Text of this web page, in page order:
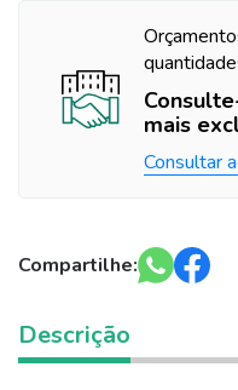
mais
Consultar
Compartilhe:
Descrição